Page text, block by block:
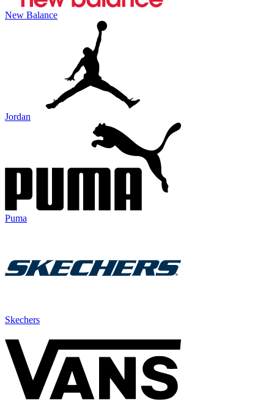
New Balance
Jordan
Puma
Skechers